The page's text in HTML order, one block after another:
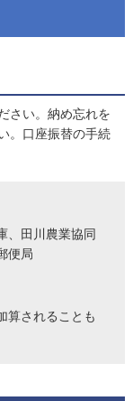
さい。納め忘れを
。口座振替の手続
、田川農業協同
便局
算されることも